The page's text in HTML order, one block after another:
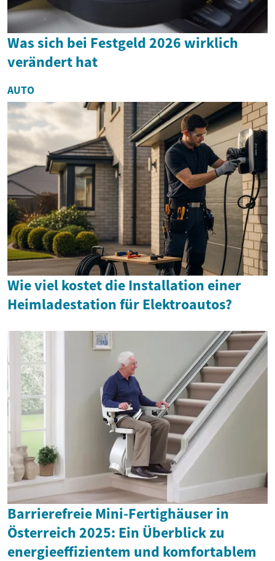
Was sich bei Festgeld 2026 wirklich
verändert hat
AUTO
Wie viel kostet die Installation einer
Heimladestation für Elektroautos?
Barrierefreie Mini-Fertighäuser in
Österreich 2025: Ein Überblick zu
energieeffizientem und komfortablem